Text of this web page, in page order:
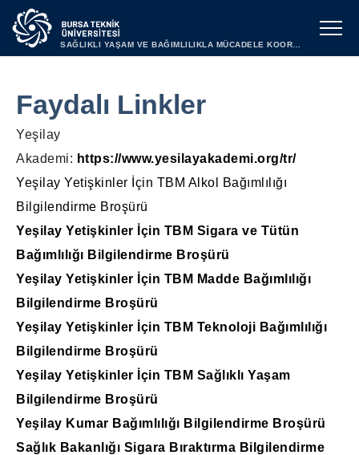
Faydalı Linkler
Yeşilay
Akademi: https://www.yesilayakademi.org/tr/
Yeşilay Yetişkinler İçin TBM Alkol Bağımlılığı
Bilgilendirme Broşürü
Yeşilay Yetişkinler İçin TBM Sigara ve Tütün
Bağımlılığı Bilgilendirme Broşürü
Yeşilay Yetişkinler İçin TBM Madde Bağımlılığı
Bilgilendirme Broşürü
Yeşilay Yetişkinler İçin TBM Teknoloji Bağımlılığı
Bilgilendirme Broşürü
Yeşilay Yetişkinler İçin TBM Sağlıklı Yaşam
Bilgilendirme Broşürü
Yeşilay Kumar Bağımlılığı Bilgilendirme Broşürü
Sağlık Bakanlığı Sigara Bıraktırma Bilgilendirme